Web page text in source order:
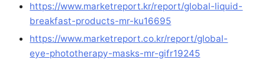
https://www.marketreport.kr/report/global-liquid-
breakfast-products-mr-ku16695
https://www.marketreport.co.kr/report/global-
eye-phototherapy-masks-mr-gifr19245